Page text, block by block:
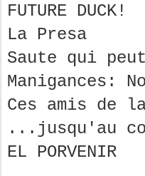
FUTURE DUCK!
La Presa
Saute qui
Manigances:
Ces amis de
...jusqu'au
EL PORVENIR